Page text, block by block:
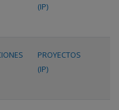
(IP)
PROYECTOS
(IP)